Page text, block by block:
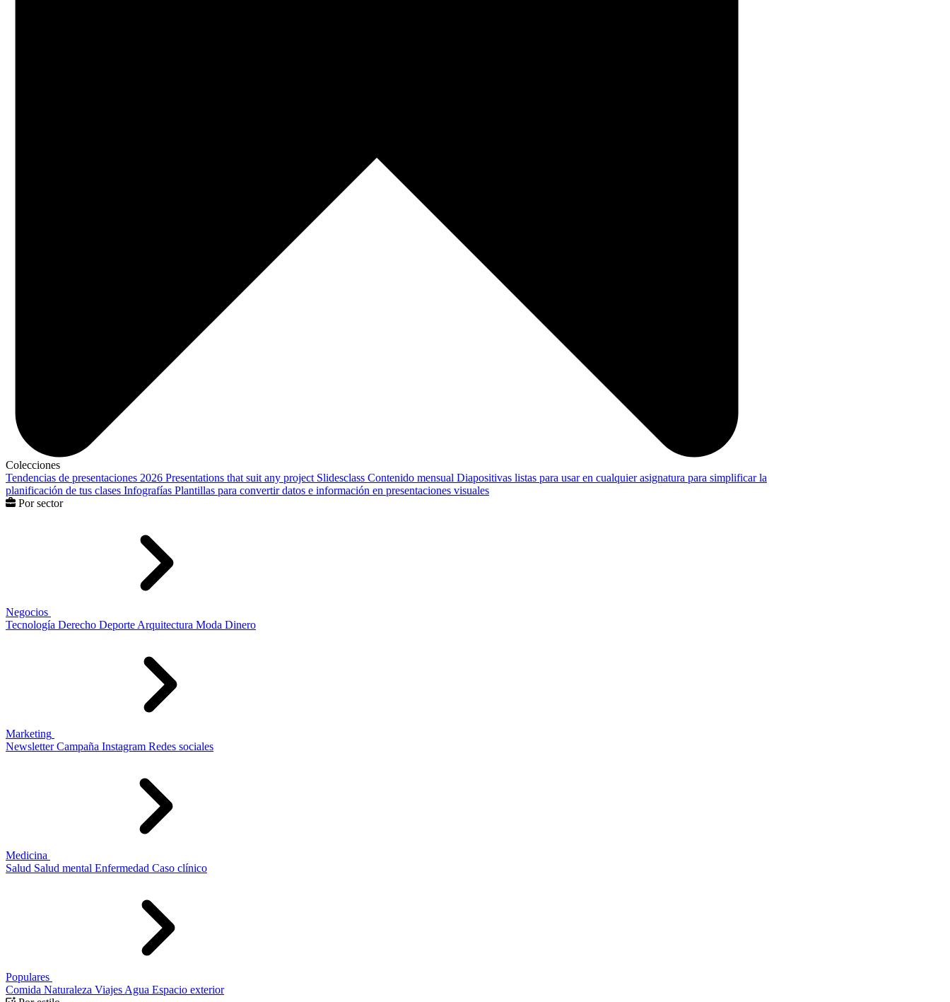
Colecciones
Tendencias de presentaciones 2026 Presentations that suit any project Slidesclass Contenido mensual Diapositivas listas para usar en cualquier asignatura para simplificar la
planificación de tus clases Infografías Plantillas para convertir datos e información en presentaciones visuales
Por sector
Negocios
Tecnología Derecho Deporte Arquitectura Moda Dinero
Marketing
Newsletter Campaña Instagram Redes sociales
Medicina
Salud Salud mental Enfermedad Caso clínico
Populares
Comida Naturaleza Viajes Agua Espacio exterior